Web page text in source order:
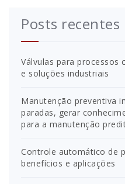
Posts recentes
Válvulas para processos
e soluções industriais
Manutenção preventiva
paradas, gerar
para a manutenção
Controle automático de
benefícios e aplicações